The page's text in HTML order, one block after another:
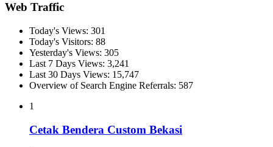
Web Traffic
Today's Views: 301
Today's Visitors: 88
Yesterday's Views: 305
Last 7 Days Views: 3,241
Last 30 Days Views: 15,747
Overview of Search Engine Referrals: 587
1
Cetak Bendera Custom Bekasi